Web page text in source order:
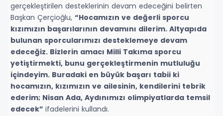
gerçekleştirilen desteklerinin devam edeceğini belirten
Başkan Çerçioğlu, “Hocamızın ve değerli sporcu
kızımızın başarılarının devamını dilerim. Altyapıda
bulunan sporcularımızı desteklemeye devam
edeceğiz. Bizlerin amacı Milli Takıma sporcu
yetiştirmekti, bunu gerçekleştirmenin mutluluğu
içindeyim. Buradaki en büyük başarı tabii ki
hocamızın, kızımızın ve ailesinin, kendilerini tebrik
ederim; Nisan Ada, Aydınımızı olimpiyatlarda temsil
edecek” ifadelerini kullandı.